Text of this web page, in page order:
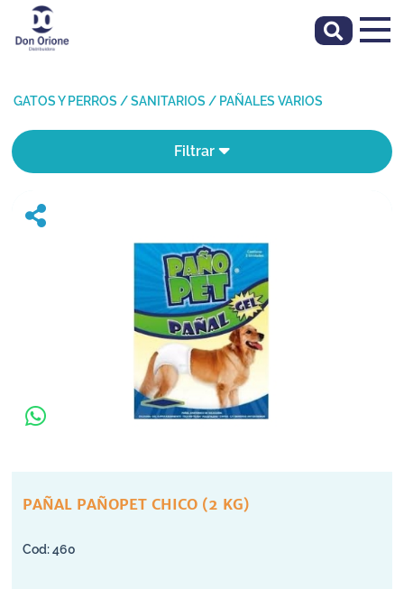
GATOS Y PERROS /SANITARIOS / PAÑALES VARIOS
Filtrar
PAÑAL PAÑOPET CHICO (2 KG)
460